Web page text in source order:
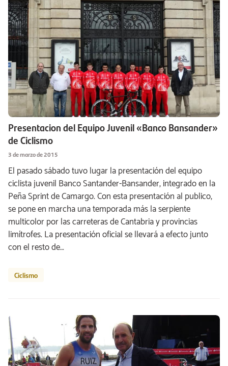
Presentacion del Equipo Juvenil «Banco Bansander»
de Ciclismo
3 de marzo de 2015
El pasado sábado tuvo lugar la presentación del equipo
ciclista juvenil Banco Santander-Bansander, integrado en la
Peña Sprint de Camargo. Con esta presentación al publico,
se pone en marcha una temporada más la serpiente
multicolor por las carreteras de Cantabria y provincias
limítrofes. La presentación oficial se llevará a efecto junto
con el resto de…
Ciclismo